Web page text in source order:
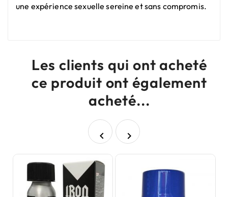
une expérience sexuelle sereine et sans compromis.
Les clients qui ont acheté
ce produit ont également
acheté...
 